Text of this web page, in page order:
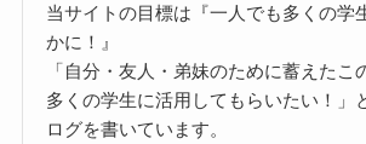
当サイトの目標は『一人でも多くの学
かに！』
「自分・友人・弟妹のために蓄えたこ
多くの学生に活用してもらいたい！」
ログを書いています。